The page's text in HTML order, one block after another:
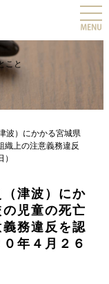
波）にかかる宮城県
織上の注意義務違反
（津波）にか
児童の死亡
務違反を認
年４月２６